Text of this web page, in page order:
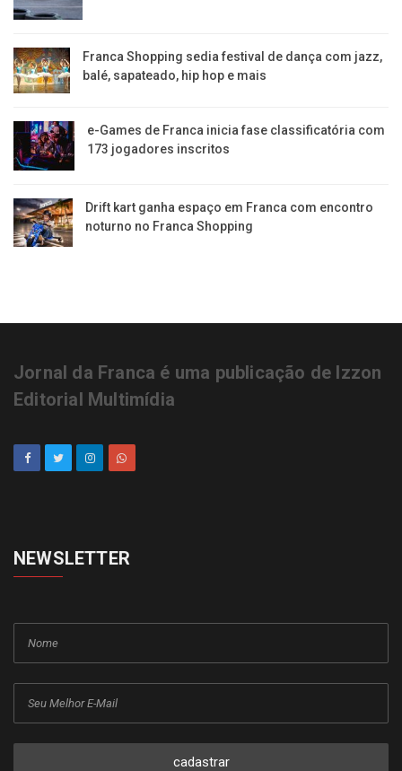
Franca Shopping sedia festival de dança com jazz,
balé, sapateado, hip hop e mais
e-Games de Franca inicia fase classificatória com
173 jogadores inscritos
Drift kart ganha espaço em Franca com encontro
noturno no Franca Shopping
Jornal da Franca é uma publicação de Izzon
Editorial Multimídia
NEWSLETTER
cadastrar